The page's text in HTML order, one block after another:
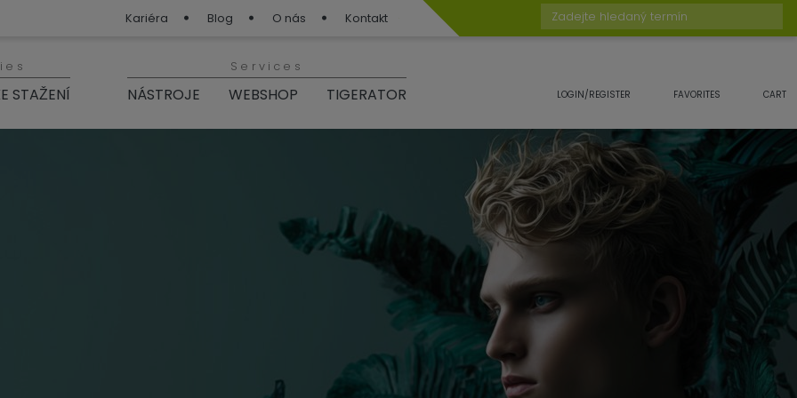
Kariéra Blog O nás Kontakt
Zadejte hledaný termín
STAŽENÍ
Services
NÁSTROJE WEBSHOP TIGERATOR LOGIN/REGISTER FAVORITES CART